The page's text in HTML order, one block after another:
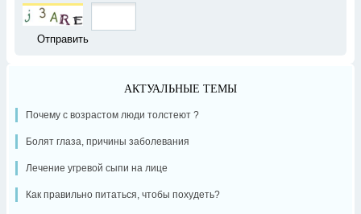
АКТУАЛЬНЫЕ ТЕМЫ
Почему с возрастом люди толстеют ?
Болят глаза, причины заболевания
Лечение угревой сыпи на лице
Как правильно питаться, чтобы похудеть?